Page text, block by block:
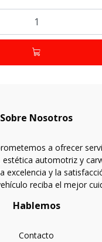
Sobre Nosotros
a ofrecer
estética automotriz y
excelencia y la
reciba el mejor
Hablemos
Contacto